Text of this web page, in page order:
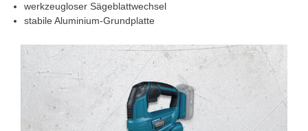
werkzeugloser Sägeblattwechsel
stabile Aluminium-Grundplatte